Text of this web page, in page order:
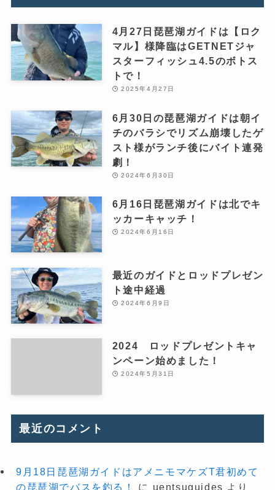
4月27日琵琶湖ガイドは【ロク
マル】様降臨はGETNETジャ
スターフィッシュ4.5のボトス
トで！
2025年4月27日
6月30日の琵琶湖ガイドは朝イ
チのバラシでリズム崩壊したゲ
スト様がランチ後にバイト連発
劇！
2024年6月30日
6月16日琵琶湖ガイドは北でキ
ッカーキャッチ！
2024年6月16日
最近のガイドとロッドプレゼン
ト途中経過
2024年6月9日
2024 ロッドプレゼントキャ
ンペーン始めました！
2024年5月31日
最近のコメント
9月18日琵琶湖ガイドはアメニモマケズT君初めて
の琵琶湖でバスを釣る！
に uentsuguides より